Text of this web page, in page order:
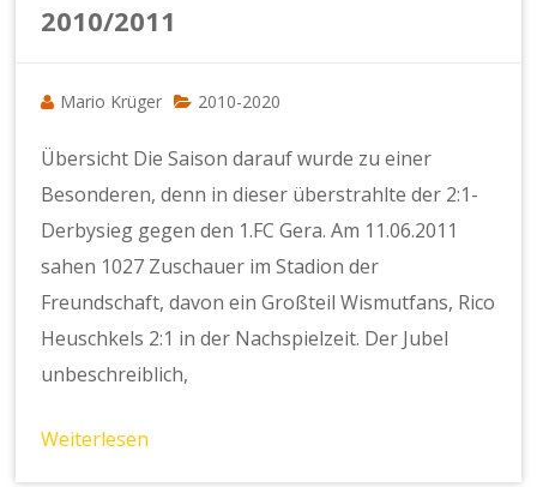
2010/2011
Mario Krüger 2010-2020
Übersicht Die Saison darauf wurde zu einer
Besonderen, denn in dieser überstrahlte der 2:1-
Derbysieg gegen den 1.FC Gera. Am 11.06.2011
sahen 1027 Zuschauer im Stadion der
Freundschaft, davon ein Großteil Wismutfans, Rico
Heuschkels 2:1 in der Nachspielzeit. Der Jubel
unbeschreiblich,
Weiterlesen